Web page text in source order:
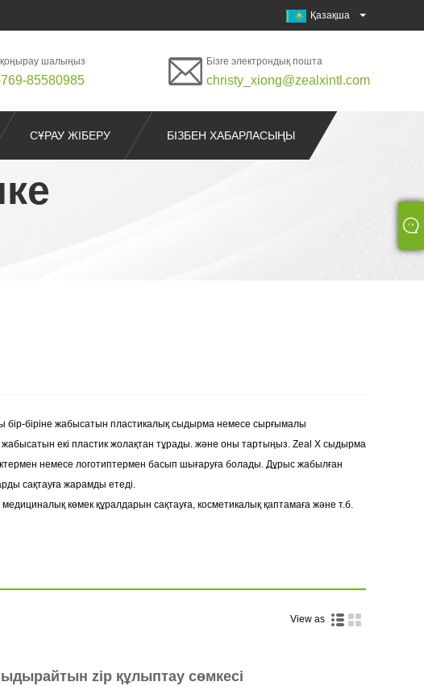
Қазақша
қоңырау шалыңыз
85580985
Бізге электрондық пошта
christy_xiong@zealxintl.com
СҰРАУ ЖІБЕРУ БІЗБЕН ХАБАРЛАСЫҢЫ
бір-біріне жабысатын пластикалық сыдырма немесе сырғымалы
жабысатын екі пластик жолақтан тұрады. және оны тартыңыз. Zeal X сыдырма
немесе логотиптермен басып шығаруға болады. Дұрыс жабылған
сақтауға жарамды етеді.
көмек құралдарын сақтауға, косметикалық қаптамаға және т.б.
View as
zip құлыптау сөмкесі